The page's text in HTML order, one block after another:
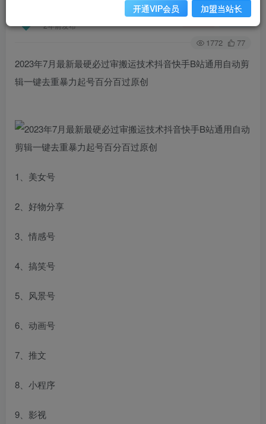
2年前发布
关注 私信
1772 77
2023年7月最新最硬必过审搬运技术抖音快手B站通用自动剪
辑一键去重暴力起号百分百过原创
1、美女号
2、好物分享
3、情感号
4、搞笑号
5、风景号
6、动画号
7、推文
8、小程序
9、影视
开通VIP会员 加盟当站长